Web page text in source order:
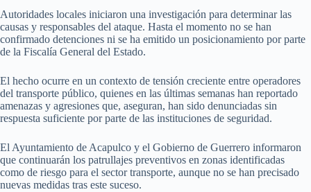
Autoridades locales iniciaron una investigación para determinar las
causas y responsables del ataque. Hasta el momento no se han
confirmado detenciones ni se ha emitido un posicionamiento por parte
de la Fiscalía General del Estado.
El hecho ocurre en un contexto de tensión creciente entre operadores
del transporte público, quienes en las últimas semanas han reportado
amenazas y agresiones que, aseguran, han sido denunciadas sin
respuesta suficiente por parte de las instituciones de seguridad.
El Ayuntamiento de Acapulco y el Gobierno de Guerrero informaron
que continuarán los patrullajes preventivos en zonas identificadas
como de riesgo para el sector transporte, aunque no se han precisado
nuevas medidas tras este suceso.